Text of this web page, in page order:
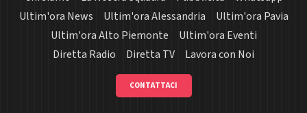
Ultim'ora News
Ultim'ora Alessandria
Ultim'ora Pavia
Ultim'ora Alto Piemonte
Ultim'ora Eventi
Diretta Radio
Diretta TV Lavora con Noi
CONTATTACI